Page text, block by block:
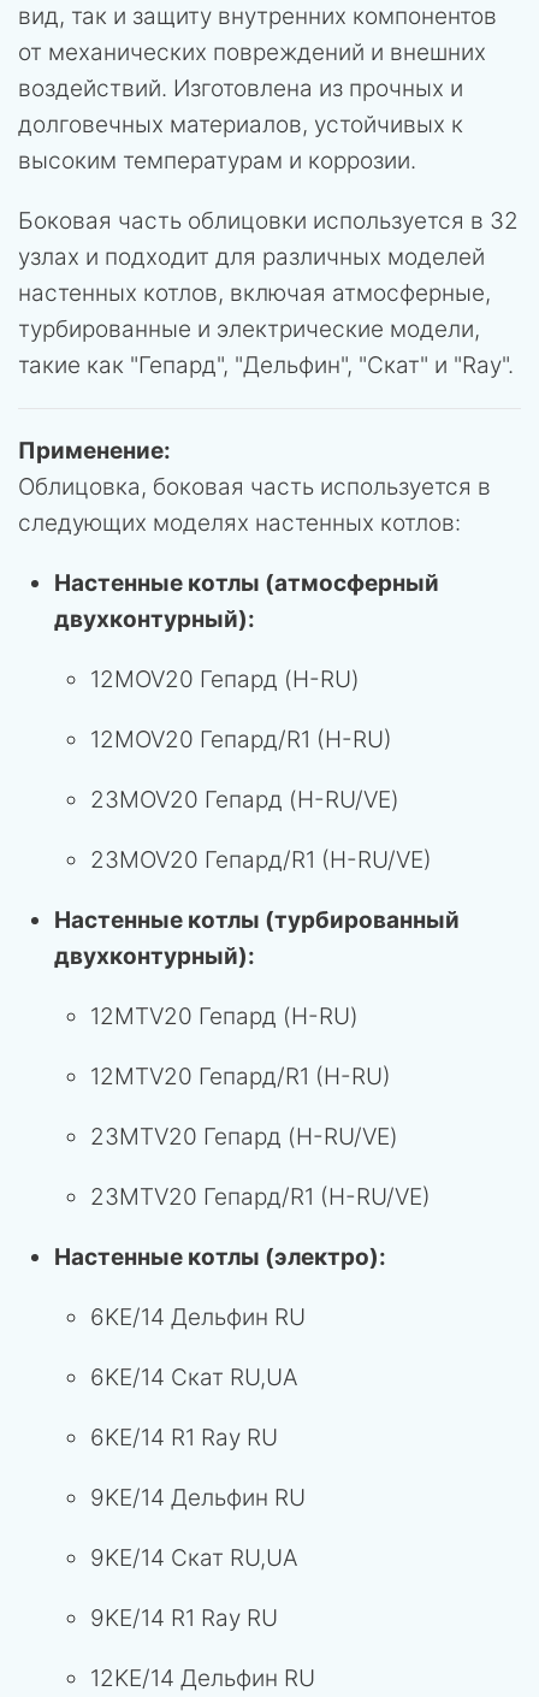
вид, так и защиту внутренних компонентов
от механических повреждений и внешних
воздействий. Изготовлена из прочных и
долговечных материалов, устойчивых к
высоким температурам и коррозии.
Боковая часть облицовки используется в 32
узлах и подходит для различных моделей
настенных котлов, включая атмосферные,
турбированные и электрические модели,
такие как "Гепард", "Дельфин", "Скат" и "Ray".
Применение:
Облицовка, боковая часть используется в
следующих моделях настенных котлов:
Настенные котлы (атмосферный
двухконтурный):
12MOV20 Гепард (H-RU)
12MOV20 Гепард/R1 (H-RU)
23MOV20 Гепард (H-RU/VE)
23MOV20 Гепард/R1 (H-RU/VE)
Настенные котлы (турбированный
двухконтурный):
12MTV20 Гепард (H-RU)
12MTV20 Гепард/R1 (H-RU)
23MTV20 Гепард (H-RU/VE)
23MTV20 Гепард/R1 (H-RU/VE)
Настенные котлы (электро):
6KE/14 Дельфин RU
6KE/14 Скат RU,UA
6KE/14 R1 Ray RU
9KE/14 Дельфин RU
9KE/14 Скат RU,UA
9KE/14 R1 Ray RU
12KE/14 Дельфин RU